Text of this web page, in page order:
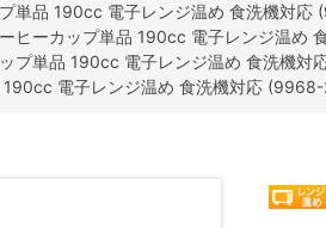
単品 190cc 電子レンジ温め 食洗機対
ヒーカップ単品 190cc 電子レンジ温め
プ単品 190cc 電子レンジ温め 食洗機
190cc 電子レンジ温め 食洗機対応